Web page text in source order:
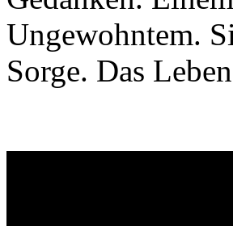
Ungewohntem.
Sorge. Das